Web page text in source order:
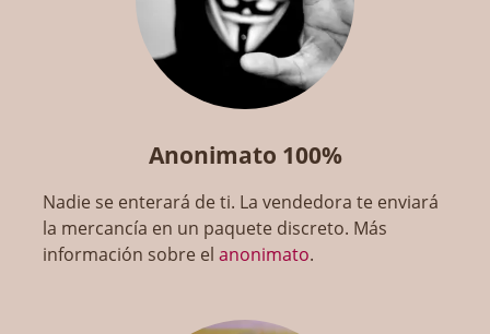
Anonimato 100%
Nadie se enterará de ti. La vendedora te enviará
la mercancía en un paquete discreto. Más
información sobre elanonimato.